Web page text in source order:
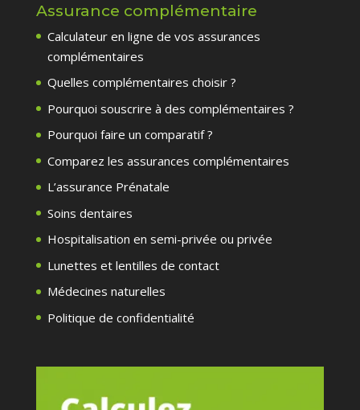
Assurance complémentaire
Calculateur en ligne de vos assurances
complémentaires
Quelles complémentaires choisir ?
Pourquoi souscrire à des complémentaires ?
Pourquoi faire un comparatif ?
Comparez les assurances complémentaires
L’assurance Prénatale
Soins dentaires
Hospitalisation en semi-privée ou privée
Lunettes et lentilles de contact
Médecines naturelles
Politique de confidentialité